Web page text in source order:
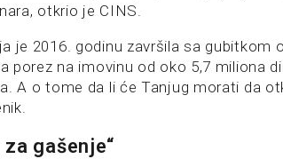
otkrio je CINS.
je 2016. godinu završila sa gubitkom
porez na imovinu od oko 5,7 miliona
A o tome da li će Tanjug morati da
gašenje“